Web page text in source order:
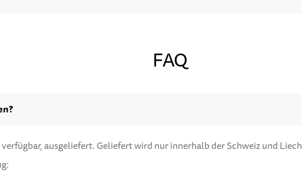
FAQ
ausgeliefert. Geliefert wird nur innerhalb der Schweiz und